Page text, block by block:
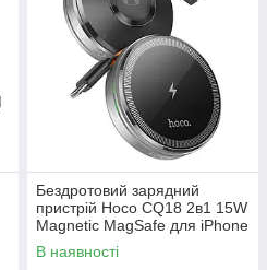
Бездротовий зарядний
пристрій Hoco CQ18 2в1 15W
Magnetic MagSafe для iPhone
та Apple Watch швидка
зарядка
В наявності